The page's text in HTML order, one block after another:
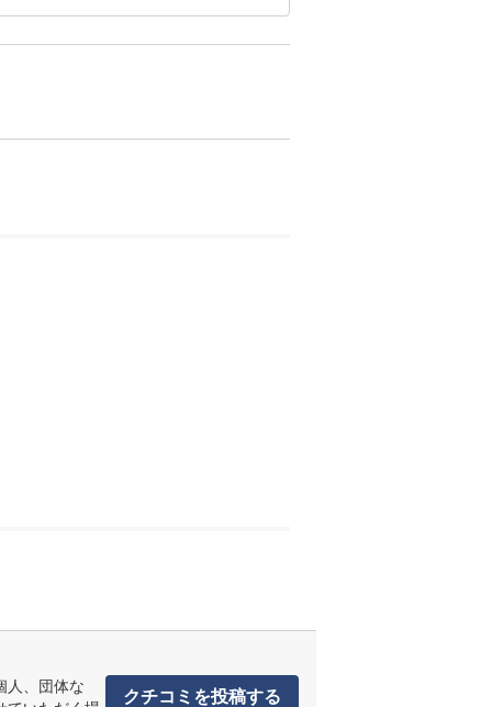
人、団体な
クチコミを投稿する